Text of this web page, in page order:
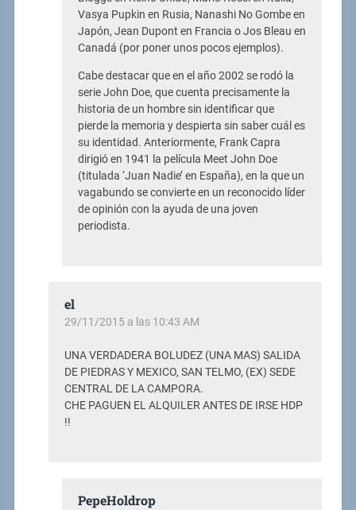
Vasya Pupkin en Rusia, Nanashi No Gombe en
Japón, Jean Dupont en Francia o Jos Bleau en
Canadá (por poner unos pocos ejemplos).
Cabe destacar que en el año 2002 se rodó la
serie John Doe, que cuenta precisamente la
historia de un hombre sin identificar que
pierde la memoria y despierta sin saber cuál es
su identidad. Anteriormente, Frank Capra
dirigió en 1941 la película Meet John Doe
(titulada ‘Juan Nadie’ en España), en la que un
vagabundo se convierte en un reconocido líder
de opinión con la ayuda de una joven
periodista.
el
29/11/2015 a las 10:43 AM
UNA VERDADERA BOLUDEZ (UNA MAS) SALIDA
DE PIEDRAS Y MEXICO, SAN TELMO, (EX) SEDE
CENTRAL DE LA CAMPORA.
CHE PAGUEN EL ALQUILER ANTES DE IRSE HDP
!!
PepeHoldrop